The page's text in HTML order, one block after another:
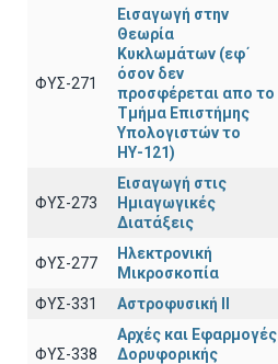
ΦΥΣ-271
Εισαγωγή στην
Θεωρία
Κυκλωμάτων (εφ΄
όσον δεν
προσφέρεται απο το
Τμήμα Επιστήμης
Υπολογιστών το
ΗΥ-121)
ΦΥΣ-273
Εισαγωγή στις
Ημιαγωγικές
Διατάξεις
ΦΥΣ-277
Ηλεκτρονική
Μικροσκοπία
ΦΥΣ-331 Αστροφυσική ΙΙ
ΦΥΣ-338
Αρχές και Εφαρμογές
Δορυφορικής